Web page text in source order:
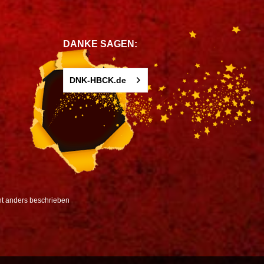
DANKE SAGEN:
DNK-HBCK.de
anders beschrieben